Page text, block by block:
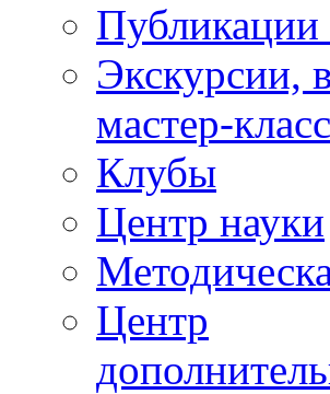
Публикации
Экскурсии,
мастер-
Клубы
Центр науки
Центр